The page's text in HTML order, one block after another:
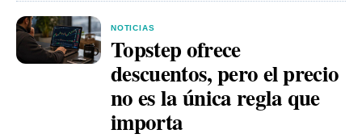
NOTICIAS
Topstep ofrece
descuentos, pero el precio
no es la única regla que
importa